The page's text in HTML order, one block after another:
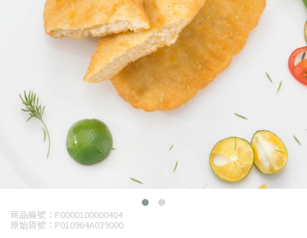
商品編號：P0000100000404
原始貨號：P010964A039000